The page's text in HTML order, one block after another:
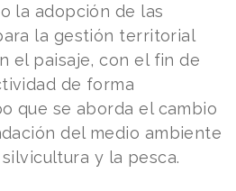
la adopción de las
la gestión territorial
el paisaje, con el fin de
de forma
que se aborda el cambio
del medio ambiente
y la pesca.